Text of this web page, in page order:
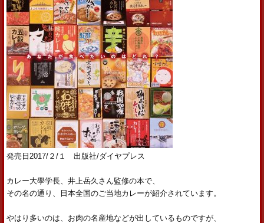
発売日2017/２/１出版社/ダイヤプレス
カレー大學学長、井上岳久さん監修の本で、
その名の通り、日本全国のご当地カレーが紹介されています。
やはり多いのは、お肉の名産地などが出しているものですが、